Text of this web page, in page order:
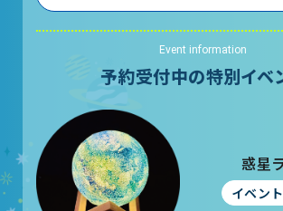
Event information
予約受付中の特別イベ
惑星
イベン